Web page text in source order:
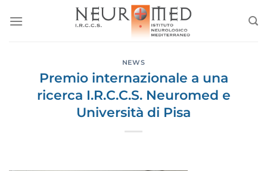
NEWS
Premio internazionale a una
ricerca I.R.C.C.S. Neuromed e
Università di Pisa